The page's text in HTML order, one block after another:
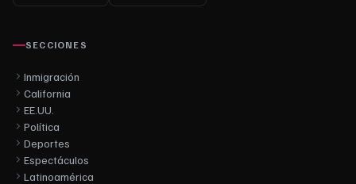
SECCIONES
Inmigración
California
EE.UU.
Política
Deportes
Espectáculos
Latinoamérica